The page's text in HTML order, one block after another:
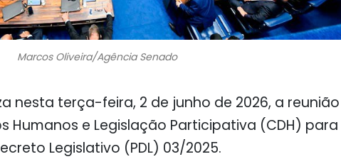
Marcos Oliveira/Agência Senado
nesta terça-feira, 2 de junho de 2026, a reunião
Humanos e Legislação Participativa (CDH) para
Legislativo (PDL) 03/2025.